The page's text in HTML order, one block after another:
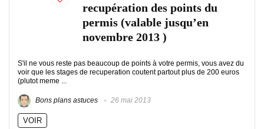
recupération des points du
permis (valable jusqu’en
novembre 2013 )
S'il ne vous reste pas beaucoup de points à votre permis, vous avez du
voir que les stages de recuperation coutent partout plus de 200 euros
(plutot meme ...
Bons plans astuces 26 mai 2013
VOIR